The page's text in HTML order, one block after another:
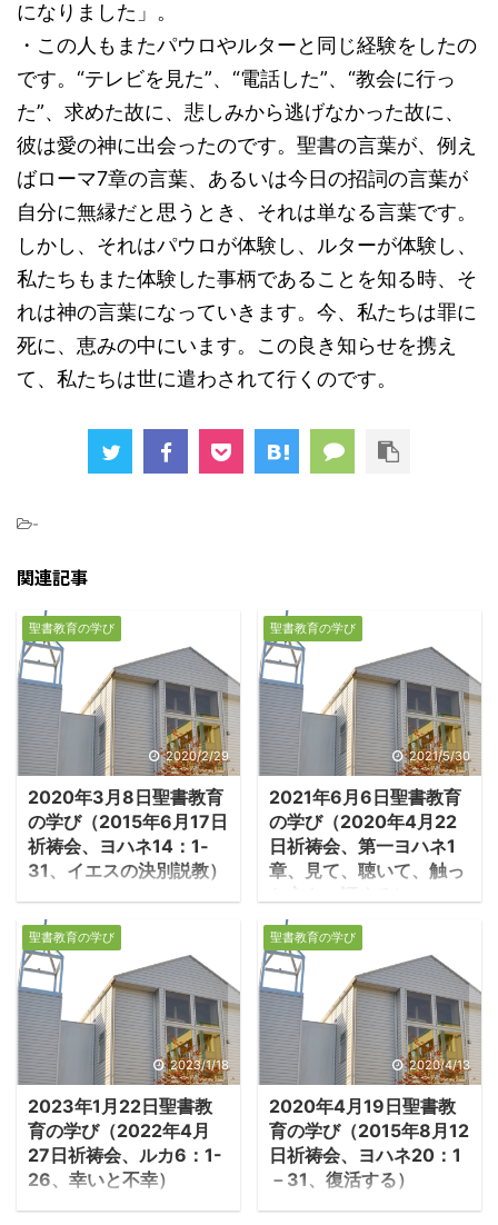
になりました」。
・この人もまたパウロやルターと同じ経験をしたの
です。“テレビを見た”、“電話した”、“教会に行っ
た”、求めた故に、悲しみから逃げなかった故に、
彼は愛の神に出会ったのです。聖書の言葉が、例え
ばローマ7章の言葉、あるいは今日の招詞の言葉が
自分に無縁だと思うとき、それは単なる言葉です。
しかし、それはパウロが体験し、ルターが体験し、
私たちもまた体験した事柄であることを知る時、そ
れは神の言葉になっていきます。今、私たちは罪に
死に、恵みの中にいます。この良き知らせを携え
て、私たちは世に遣わされて行くのです。
-
関連記事
聖書教育の学び
2020/2/29
2020年3月8日聖書教育
の学び（2015年6月17日
祈祷会、ヨハネ14：1‐
31、イエスの決別説教）
1.イエスは父に至る道
・ヨハネ14章は、死を前
にしたイエスの訣別説教
である。最後の晩餐の
時、ユダはイエスを売る
ために既に部屋を出た。
やがてイエスを逮捕する
兵士たちが来るだろう。
弟子たちの間に動揺が広
がった。 －ヨハネ14：1‐
4「『心を騒がせるな。
神を信じなさい。そし
聖書教育の学び
2021/5/30
2021年6月6日聖書教育
の学び（2020年4月22
日祈祷会、第一ヨハネ1
章、見て、聴いて、触っ
１．イエスを通して神
を知る ・ヨハネ福音書
は、ユダヤ教からの迫害
に苦しむ教会の信徒のた
めに書かれた福音書だ。
福音書の中で言及される
「イエスの愛した弟子」
ヨハネが、ヨハネ福音書
の著者とされる。 －ヨハ
ネ19:26「イエスは、母
とそのそばにいる、愛す
聖書教育の学び
2023/1/18
2023年1月22日聖書教
育の学び（2022年4月
27日祈祷会、ルカ6：1-
26、幸いと不幸）
1.安息日に麦の穂を摘
聖書教育の学び
2020/4/13
2020年4月19日聖書教
育の学び（2015年8月12
日祈祷会、ヨハネ20：1
－31、復活する）
1.イエスの復活 ・ヨハ